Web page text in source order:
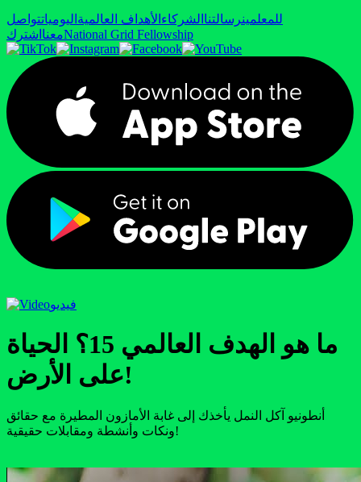
للمعلمينرسالتنا الشركاء الأهداف العالمية اليومياتتواصل
معنا اشترك National Grid Fellowship
فيديو
ما هو الهدف العالمي 15؟ الحياة
على الأرض!
أنطونيو آكل النمل يأخذك إلى غابة الأمازون المطيرة مع حقائق
ونكات وأنشطة ومقابلات حقيقية!